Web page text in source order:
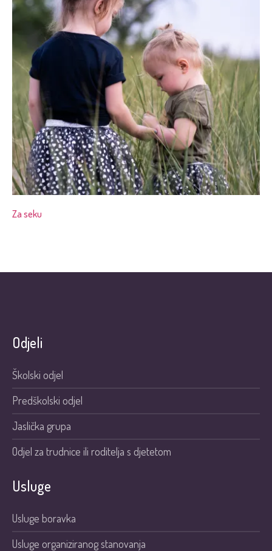
Za seku
Odjeli
Školski odjel
Predškolski odjel
Jaslička grupa
Odjel za trudnice ili roditelja s djetetom
Usluge
Usluge boravka
Usluge organiziranog stanovanja